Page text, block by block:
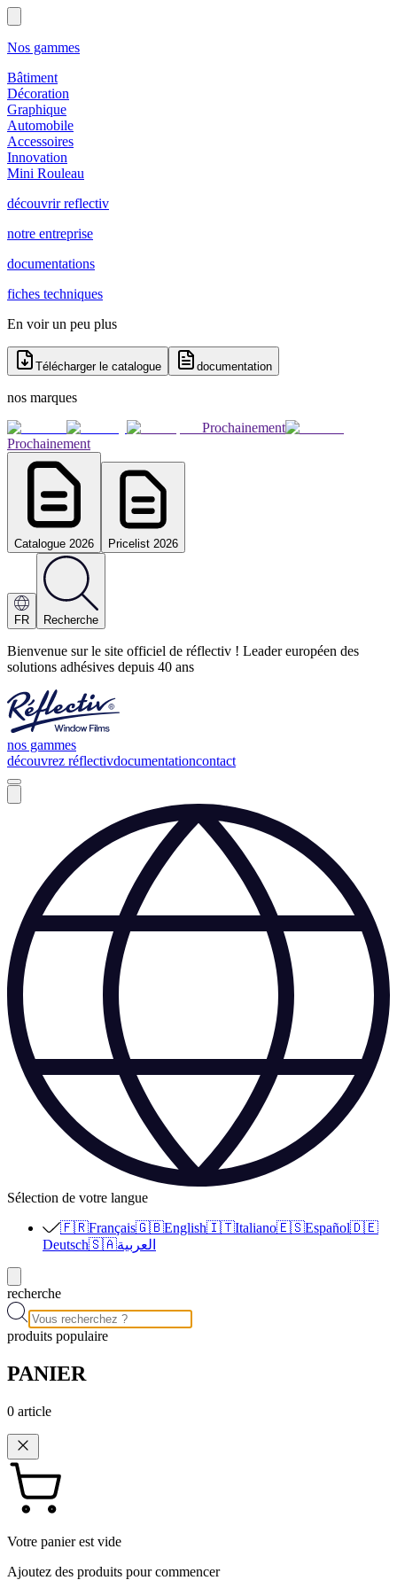
Nos gammes
Bâtiment
Décoration
Graphique
Automobile
Accessoires
Innovation
Mini Rouleau
découvrir reflectiv
notre entreprise
documentations
fiches techniques
En voir un peu plus
Télécharger le catalogue documentation
nos marques
Prochainement
Prochainement
Catalogue 2026 Pricelist 2026
FR Recherche
Bienvenue sur le site officiel de réflectiv ! Leader européen des
solutions adhésives depuis 40 ans
nos gammes
découvrez réflectivdocumentationcontact
Sélection de votre langue
🇫🇷Français🇬🇧English🇮🇹Italiano🇪🇸Español🇩🇪
Deutsch🇸🇦العربية
recherche
produits populaire
PANIER
0 article
Votre panier est vide
Ajoutez des produits pour commencer